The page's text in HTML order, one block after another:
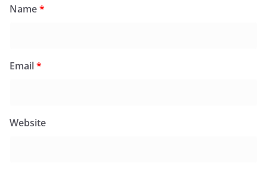
Name*
Email*
Website